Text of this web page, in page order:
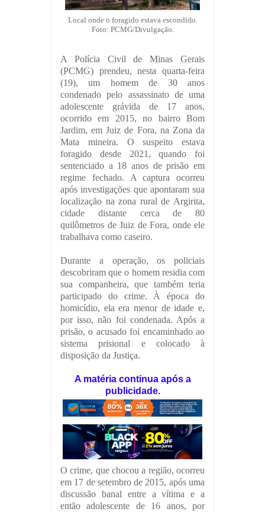
Local onde o foragido estava escondido.
Foto: PCMG/Divulgação.
A Polícia Civil de Minas Gerais
(PCMG) prendeu, nesta quarta-feira
(19), um homem de 30 anos
condenado pelo assassinato de uma
adolescente grávida de 17 anos,
ocorrido em 2015, no bairro Bom
Jardim, em Juiz de Fora, na Zona da
Mata mineira. O suspeito estava
foragido desde 2021, quando foi
sentenciado a 18 anos de prisão em
regime fechado. A captura ocorreu
após investigações que apontaram sua
localização na zona rural de Argirita,
cidade distante cerca de 80
quilômetros de Juiz de Fora, onde ele
trabalhava como caseiro.
Durante a operação, os policiais
descobriram que o homem residia com
sua companheira, que também teria
participado do crime. À época do
homicídio, ela era menor de idade e,
por isso, não foi condenada. Após a
prisão, o acusado foi encaminhado ao
sistema prisional e colocado à
disposição da Justiça.
A matéria continua após a
publicidade.
O crime, que chocou a região, ocorreu
em 17 de setembro de 2015, após uma
discussão banal entre a vítima e a
então adolescente de 16 anos, por